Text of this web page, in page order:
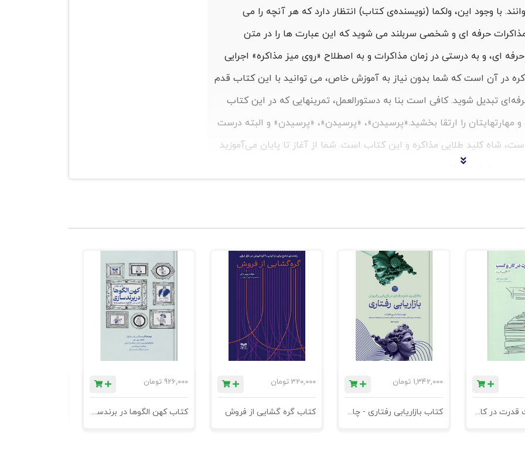
با وجود این، ولکما (نویسنده‌ی کتاب) انتظار دارد که هر آنچه را می‌
مذاکرات حرفه‌ ای و شخصی سربلند می‌ شوید که این عبارت ها را در متن
ای، و به درستی در زمان مذاکرات و به اصطلاح «روی میز مذاکره» اجرایی
در آن است که شما بدون نیاز به آموزش خاص، می‌ توانید با این کتاب قدم
تبدیل شوید. کافی است بنا به دستورالعمل، تمرینهایی که در این کتاب
را ارتقا بخشید.«پرسیدن»، «پرسیدن»، «پرسیدن» و البته درست
شاه کلید طلایی مذاکره و این کتاب است. شما از آغاز تا پایان می‌آموزید
را رها نکنید.
را با تأمل بخوانید. آزمونهای آن فصل را پاسخ دهید و اجرا کنید. در این صورت
مسیر درست و دقیق پیش می‌روید.
_چاپ دوم
کتاب مدیریت قدرت در کاروکسب
1,342,000 تومان
کتاب بازاریابی رفتاری - چاپ سوم
320,000 تومان
کتاب گره گشایی از فروش
926,000 تومان
کتاب کهن الگوها در برندسازی - ابزاری برای خلاقها و استراتژیست ها